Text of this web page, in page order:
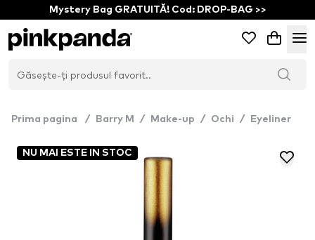
Mystery Bag GRATUITĂ! Cod: DROP-BAG >>
Prima pagina / Barry M / Make-up / Ochi / Eyeliner
NU MAI ESTE IN STOC